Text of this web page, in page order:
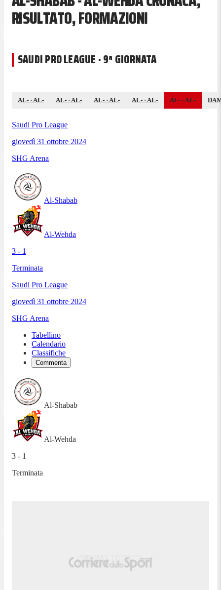
RISULTATO, FORMAZIONI
SAUDI PRO LEAGUE · 9ª GIORNATA
AL- · AL- AL- · AL- AL- · AL- AL- · AL- AL- · AL-
Saudi Pro League
giovedì 31 ottobre 2024
SHG Arena
Al-Shabab
Al-Wehda
3 - 1
Terminata
Saudi Pro League
giovedì 31 ottobre 2024
SHG Arena
Tabellino
Calendario
Classifiche
Commenta
Al-Shabab
Al-Wehda
3 - 1
Terminata